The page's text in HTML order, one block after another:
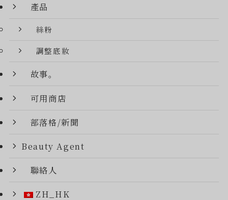
產品
絲粉
調整底妝
故事。
可用商店
部落格/新聞
Beauty Agent
聯絡人
ZH_HK